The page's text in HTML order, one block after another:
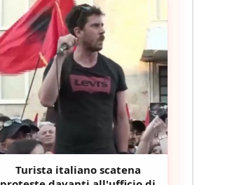
Turista italiano scatena